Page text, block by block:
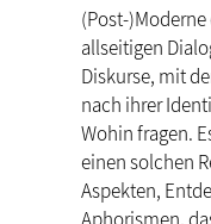
(Post-
allseitigen
Diskurse, mit
nach ihrer
Wohin fragen.
einen solchen
Aspekten,